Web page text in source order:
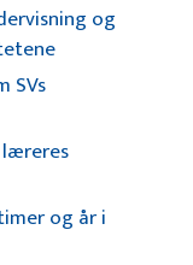
og
SVs
læreres
og år i